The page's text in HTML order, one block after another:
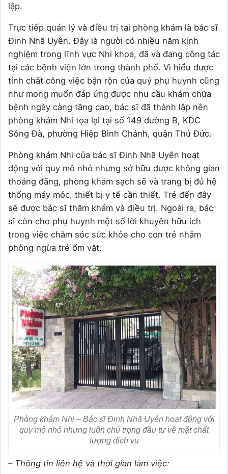
lập.
Trực tiếp quản lý và điều trị tại phòng khám là bác sĩ
Đinh Nhã Uyên. Đây là người có nhiều năm kinh
nghiệm trong lĩnh vực Nhi khoa, đã và đang công tác
tại các bệnh viện lớn trong thành phố. Vì hiểu được
tính chất công việc bận rộn của quý phụ huynh cũng
như mong muốn đáp ứng được nhu cầu khám chữa
bệnh ngày càng tăng cao, bác sĩ đã thành lập nên
phòng khám Nhi tọa lại tại số 149 đường B, KDC
Sông Đà, phường Hiệp Bình Chánh, quận Thủ Đức.
Phòng khám Nhi của bác sĩ Đinh Nhã Uyên hoạt
động với quy mô nhỏ nhưng sở hữu được không gian
thoáng đãng, phòng khám sạch sẽ và trang bị đủ hệ
thống máy móc, thiết bị y tế cần thiết. Trẻ đến đây
sẽ được bác sĩ thăm khám và điều trị. Ngoài ra, bác
sĩ còn cho phụ huynh một số lời khuyên hữu ích
trong việc chăm sóc sức khỏe cho con trẻ nhằm
phòng ngừa trẻ ốm vặt.
Phòng khám Nhi – Bác sĩ Đinh Nhã Uyên hoạt động với
quy mô nhỏ nhưng luôn chú trọng đầu tư về mặt chất
lượng dịch vụ
– Thông tin liên hệ và thời gian làm việc: